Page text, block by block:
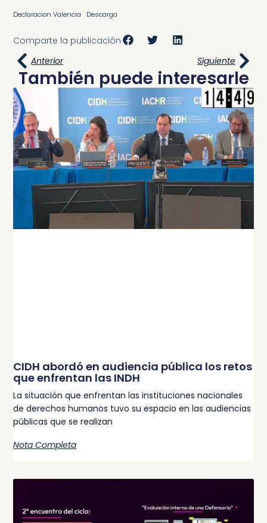
Declaracion Valencia Descarga
Comparte la publicación
Anterior
Siguiente
También puede interesarle
CIDH abordó en audiencia pública los retos
que enfrentan las INDH
La situación que enfrentan las instituciones nacionales
de derechos humanos tuvo su espacio en las audiencias
públicas que se realizan
Nota Completa